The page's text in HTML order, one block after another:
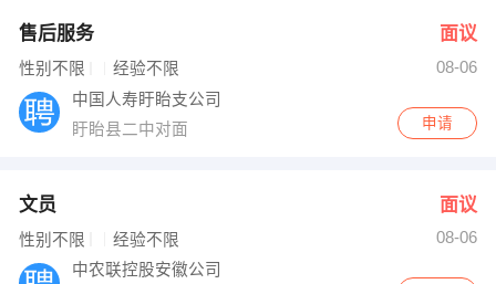
售后服务 面议
性别不限 经验不限
08-06
中国人寿盱眙支公司
盱眙县二中对面
申请
文员 面议
性别不限 经验不限
08-06
中农联控股安徽公司